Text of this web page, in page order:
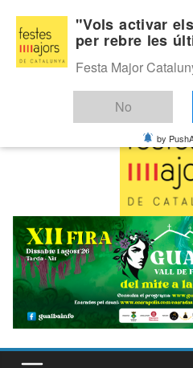
content
Diumenge,
Última:
"Vols activar
per rebre les
Festa Major
No
by